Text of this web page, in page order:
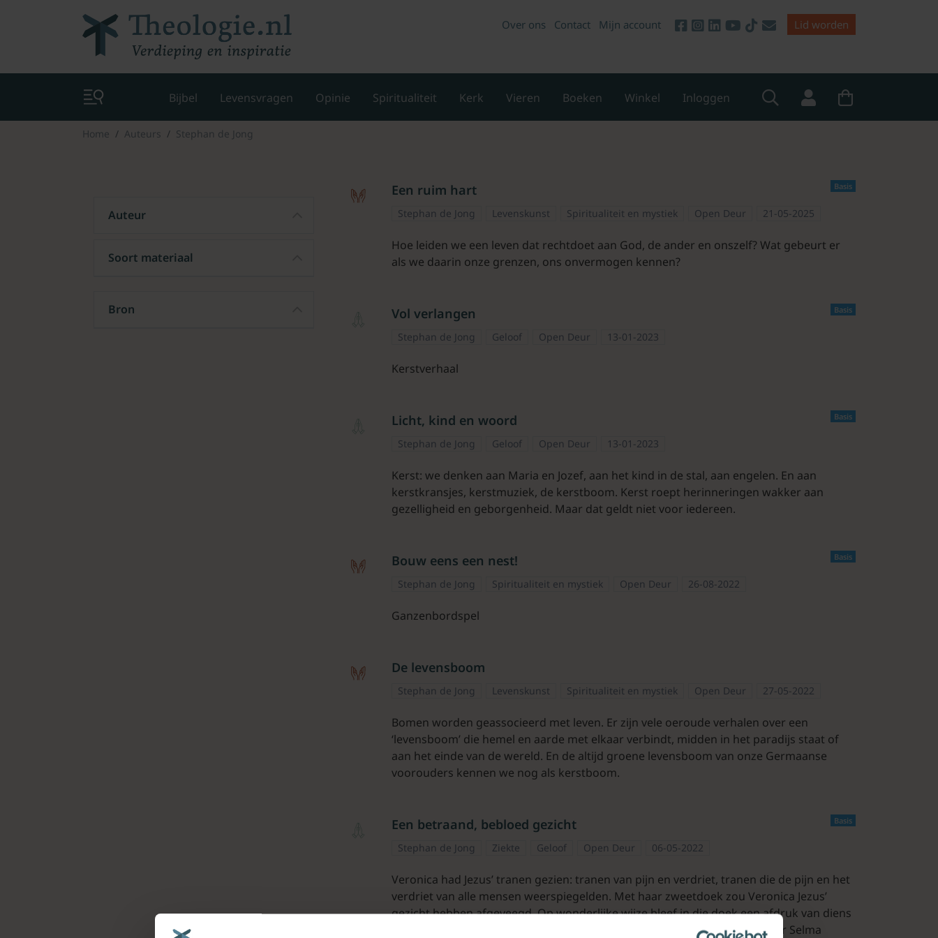
Over ons Contact Mijn account Lid worden
Bijbel Levensvragen Opinie Spiritualiteit Kerk Vieren Boeken Winkel Inloggen
Home Auteurs Stephan de Jong
Auteur
Soort materiaal
Bron
Basis
Een ruim hart
Stephan de Jong Levenskunst Spiritualiteit en mystiek Open Deur 21-05-2025
Hoe leiden we een leven dat rechtdoet aan God, de ander en onszelf? Wat gebeurt er
als we daarin onze grenzen, ons onvermogen kennen?
Basis
Vol verlangen
Stephan de Jong Geloof Open Deur 13-01-2023
Kerstverhaal
Basis
Licht, kind en woord
Stephan de Jong Geloof Open Deur 13-01-2023
Kerst: we denken aan Maria en Jozef, aan het kind in de stal, aan engelen. En aan
kerstkransjes, kerstmuziek, de kerstboom. Kerst roept herinneringen wakker aan
gezelligheid en geborgenheid. Maar dat geldt niet voor iedereen.
Basis
Bouw eens een nest!
Stephan de Jong Spiritualiteit en mystiek Open Deur 26-08-2022
Ganzenbordspel
De levensboom
Stephan de Jong Levenskunst Spiritualiteit en mystiek Open Deur 27-05-2022
Bomen worden geassocieerd met leven. Er zijn vele oeroude verhalen over een
‘levensboom’ die hemel en aarde met elkaar verbindt, midden in het paradijs staat of
aan het einde van de wereld. En de altijd groene levensboom van onze Germaanse
voorouders kennen we nog als kerstboom.
Basis
Een betraand, bebloed gezicht
Stephan de Jong Ziekte Geloof Open Deur 06-05-2022
Veronica had Jezus’ tranen gezien: tranen van pijn en verdriet, tranen die de pijn en het
verdriet van alle mensen weerspiegelden. Met haar zweetdoek zou Veronica Jezus’
gezicht hebben afgeveegd. Op wonderlijke wijze bleef in die doek een afdruk van diens
gelaat achter. De legende is virtuoos naverteld door de Zweedse schrijfster Selma